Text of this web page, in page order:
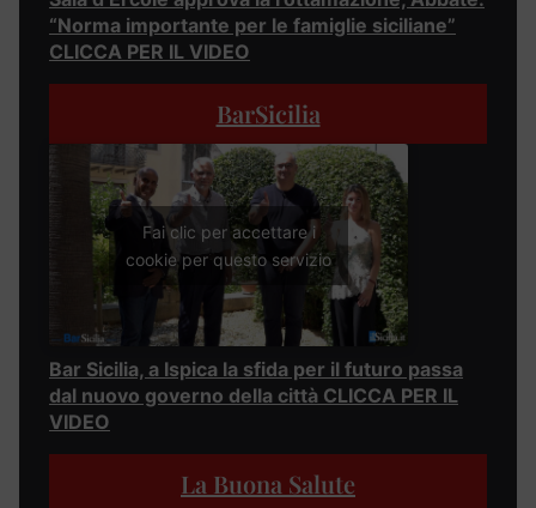
“Norma importante per le famiglie siciliane”
CLICCA PER IL VIDEO
BarSicilia
Fai clic per accettare i
cookie per questo servizio
Bar Sicilia, a Ispica la sfida per il futuro passa
dal nuovo governo della città CLICCA PER IL
VIDEO
La Buona Salute